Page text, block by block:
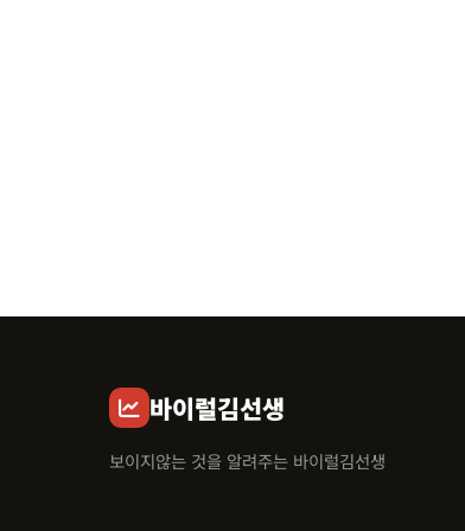
바이럴김선생
보이지않는 것을 알려주는 바이럴김선생